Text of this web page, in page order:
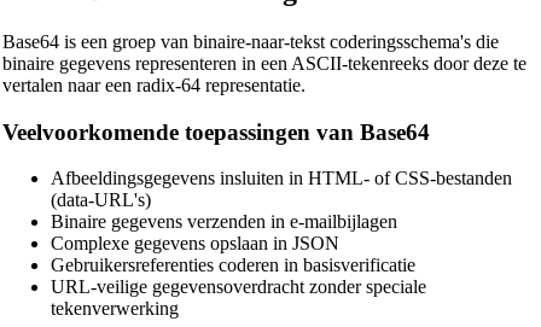
Base64 is een groep van binaire-naar-tekst coderingsschema's die
binaire gegevens representeren in een ASCII-tekenreeks door deze te
vertalen naar een radix-64 representatie.
Veelvoorkomende toepassingen van Base64
Afbeeldingsgegevens insluiten in HTML- of CSS-bestanden
(data-URL's)
Binaire gegevens verzenden in e-mailbijlagen
Complexe gegevens opslaan in JSON
Gebruikersreferenties coderen in basisverificatie
URL-veilige gegevensoverdracht zonder speciale
tekenverwerking